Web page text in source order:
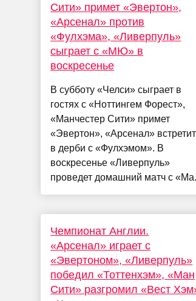
Сити» примет «Эвертон»,
«Арсенал» против
«Фулхэма», «Ливерпуль»
сыграет с «МЮ» в
воскресенье
В субботу «Челси» сыграет в
гостях с «Ноттингем Форест»,
«Манчестер Сити» примет
«Эвертон», «Арсенал»
в дерби с «Фулхэмом». В
воскресенье «Ливерпуль»
проведет домашний матч с
Чемпионат Англии.
«Арсенал» играет с
«Эвертоном», «Ливерпуль»
победил «Тоттенхэм», «Ман
Сити» разгромил «Вест